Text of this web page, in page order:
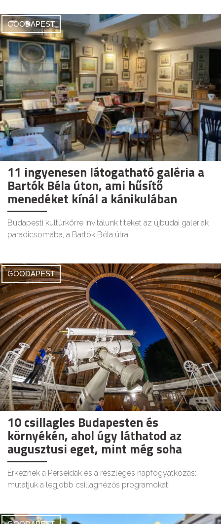
GOODAPEST
11 ingyenesen látogatható galéria a
Bartók Béla úton, ami hűsítő
menedéket kínál a kánikulában
Budapesti kultúrkörre invitálunk titeket az újbudai galériák
paradicsomába, a Bartók Béla útra.
GOODAPEST
10 csillagles Budapesten és
környékén, ahol úgy láthatod az
augusztusi eget, mint még soha
Érkeznek a Perseidák és a részleges napfogyatkozás:
mutatjuk a legjobb csillagnézős programokat!